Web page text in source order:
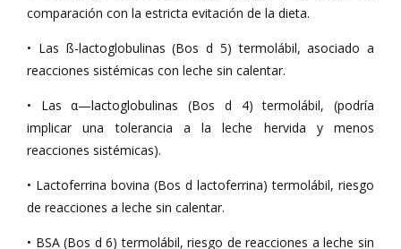
comparación con la estricta evitación de la dieta.
• Las ß-lactoglobulinas (Bos d 5) termolábil, asociado a
reacciones sistémicas con leche sin calentar.
• Las α—lactoglobulinas (Bos d 4) termolábil, (podría
implicar una tolerancia a la leche hervida y menos
reacciones sistémicas).
• Lactoferrina bovina (Bos d lactoferrina) termolábil, riesgo
de reacciones a leche sin calentar.
• BSA (Bos d 6) termolábil, riesgo de reacciones a leche sin